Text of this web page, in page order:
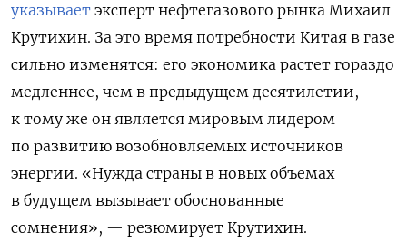
указывает эксперт нефтегазового рынка Михаил
Крутихин. За это время потребности Китая в газе
сильно изменятся: его экономика растет гораздо
медленнее, чем в предыдущем десятилетии,
к тому же он является мировым лидером
по развитию возобновляемых источников
энергии. «Нужда страны в новых объемах
в будущем вызывает обоснованные
сомнения», — резюмирует Крутихин.